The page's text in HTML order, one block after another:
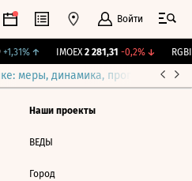
Войти
+1,31%↑ IMOEX 2 281,31 -0,2%↓
меры, динамика, прогнозы
Наши проекты
ВЕДЫ
Город